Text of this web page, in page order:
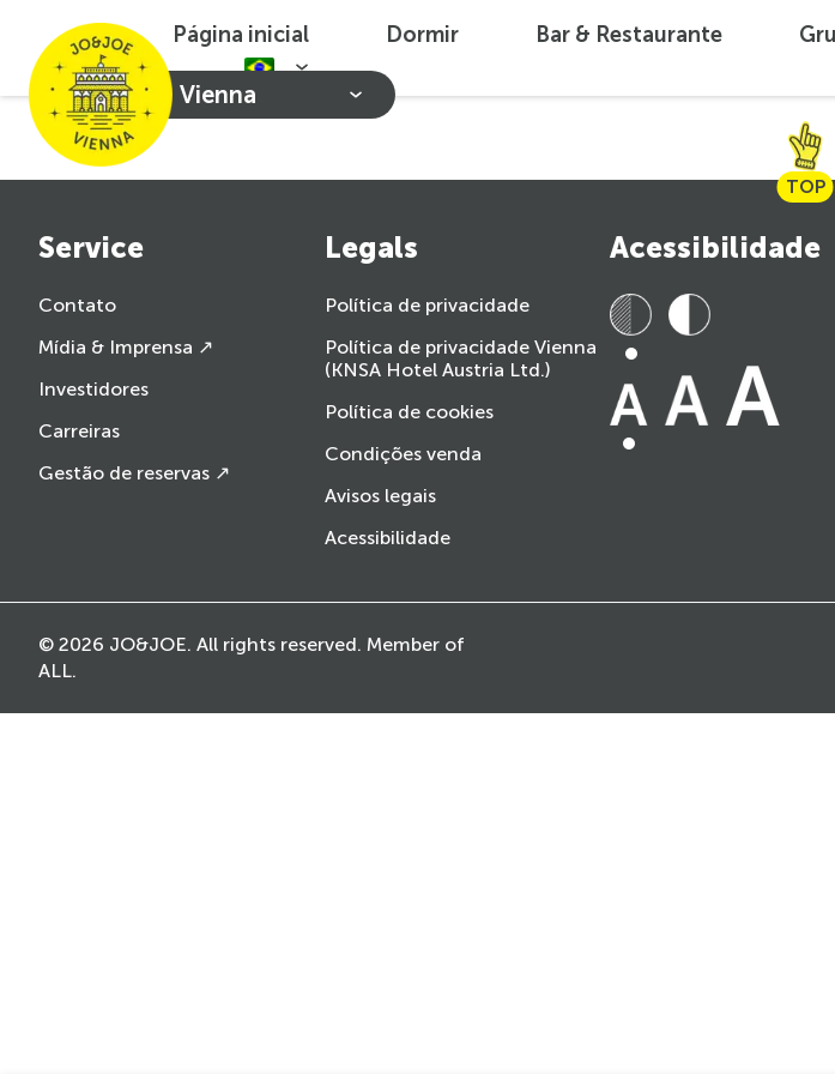
Vienna
Página inicial Dormir Bar & Restaurante
TOP
Service
Contato
Mídia & Imprensa ↗
Investidores
Carreiras
Gestão de reservas ↗
Legals
Política de privacidade
Política de privacidade Vienna
(KNSA Hotel Austria Ltd.)
Política de cookies
Condições venda
Avisos legais
Acessibilidade
Acessibilidade
© 2026 JO&JOE. All rights reserved. Member of
ALL.